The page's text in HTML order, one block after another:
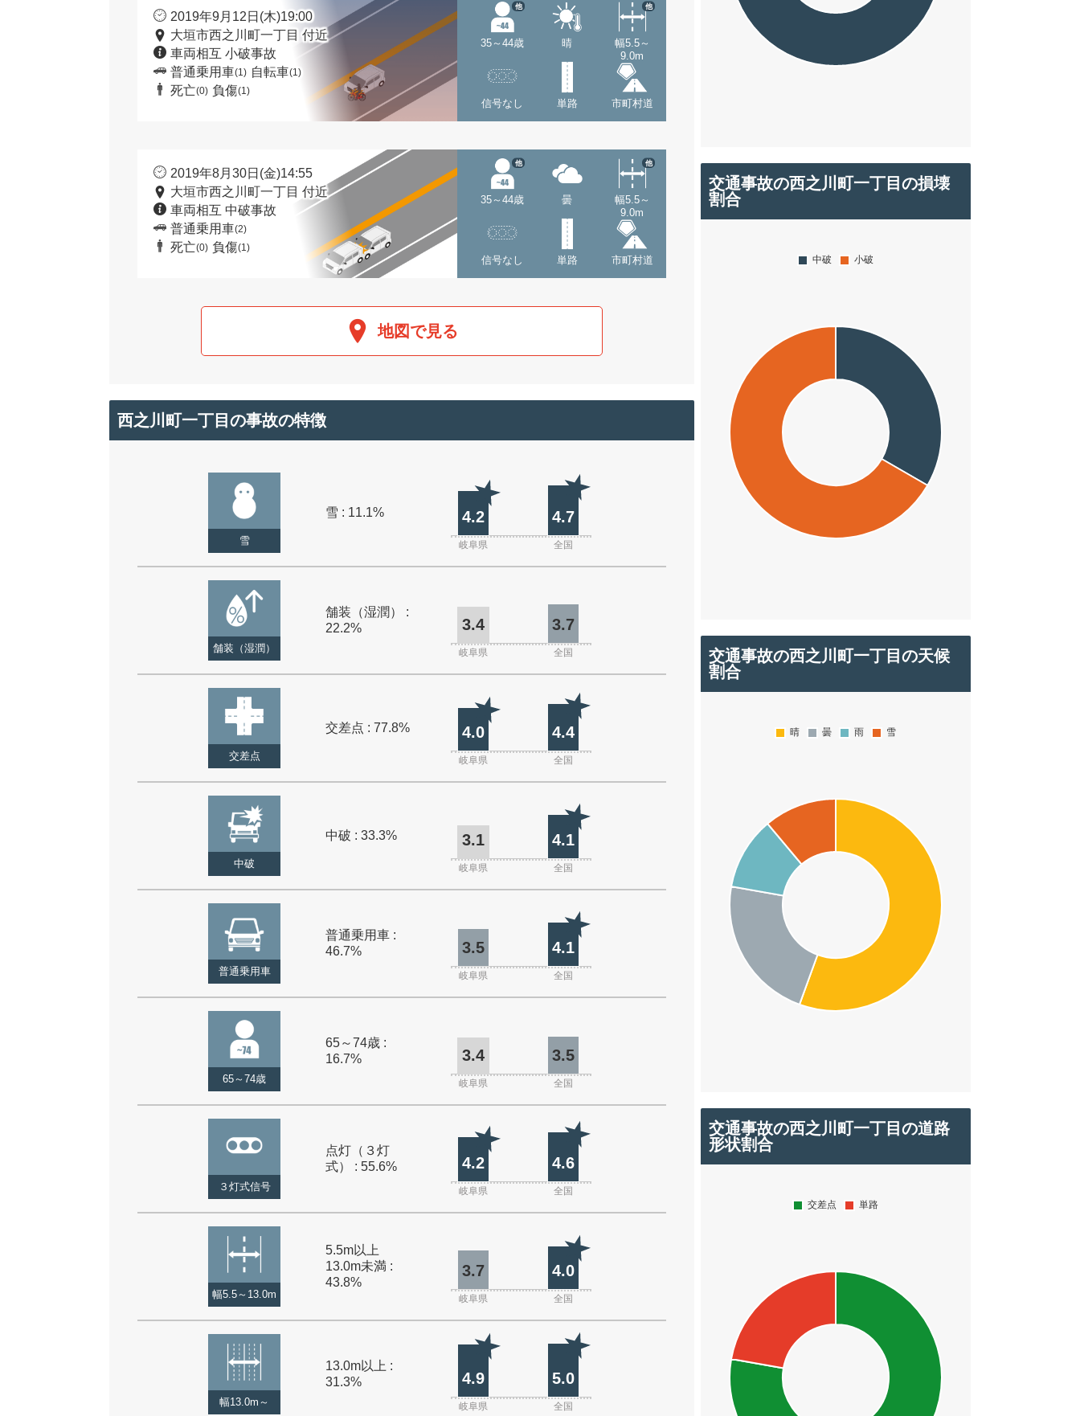
2019年9月12日(木)19:00
大垣市西之川町一丁目 付近
車両相互 小破事故
普通乗用車(1) 自転車(1)
死亡(0) 負傷(1)
35～44歳
他
晴
幅5.5～
9.0m
他
信号なし 単路 市町村道
2019年8月30日(金)14:55
大垣市西之川町一丁目 付近
車両相互 中破事故
普通乗用車(2)
死亡(0) 負傷(1)
35～44歳
他
曇
幅5.5～
9.0m
他
信号なし 単路 市町村道
地図で見る
西之川町一丁目の事故の特徴
雪
雪 : 11.1% 4.2 4.7
岐阜県 全国
舗装（湿潤）
舗装（湿潤） :
22.2%
3.4 3.7
岐阜県 全国
交差点
交差点 : 77.8% 4.0 4.4
岐阜県 全国
中破
中破 : 33.3% 3.1 4.1
岐阜県 全国
普通乗用車
普通乗用車 :
46.7%
3.5 4.1
岐阜県 全国
65～74歳
65～74歳 :
16.7%
3.4 3.5
岐阜県 全国
３灯式信号
点灯（３灯
式） : 55.6%
4.2 4.6
岐阜県 全国
幅5.5～13.0m
5.5m以上
13.0m未満 :
43.8%
3.7 4.0
岐阜県 全国
幅13.0m～
13.0m以上 :
31.3%
4.9 5.0
岐阜県 全国
交通事故の西之川町一丁目の損壊
割合
交通事故の西之川町一丁目の天候
割合
交通事故の西之川町一丁目の道路
形状割合